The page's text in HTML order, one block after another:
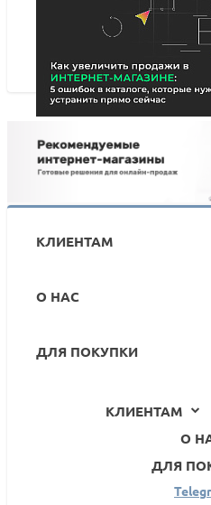
Что нового в
главного баннера и
версии
Как увеличить продажи в
ошибок в каталоге,
прямо сейчас
КЛИЕНТАМ
О НАС
ДЛЯ ПОКУПКИ
КЛИЕНТАМ
О
ДЛЯ